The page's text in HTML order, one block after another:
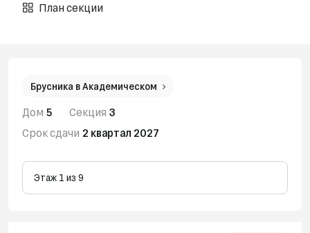
План секции
Брусника в Академическом
Дом 5 Секция 3
Срок сдачи 2 квартал 2027
Этаж 1 из 9